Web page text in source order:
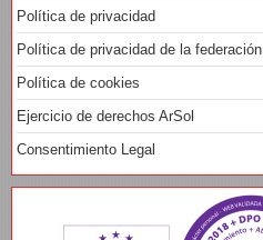
Política de privacidad
Política de privacidad de la federación
Política de cookies
Ejercicio de derechos ArSol
Consentimiento Legal